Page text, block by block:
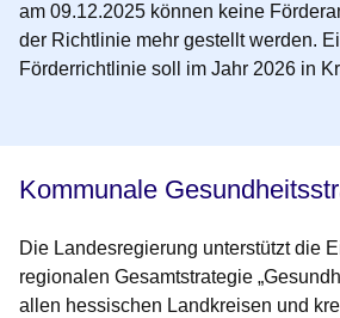
am 09.12.2025 können keine
der Richtlinie mehr gestellt werden.
Förderrichtlinie soll im Jahr 2026 in
Kommunale
Die Landesregierung unterstützt die
regionalen Gesamtstrategie
allen hessischen Landkreisen und